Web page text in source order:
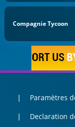
Compagnie Tycoon
Paramètres
Declaration